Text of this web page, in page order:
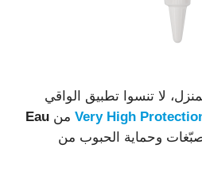
لا تنسوا تطبيق الواقي
من Eau
وحماية الحبوب من